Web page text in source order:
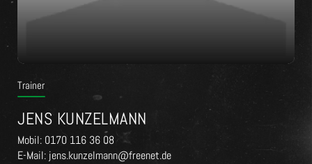
Trainer
JENS KUNZELMANN
Mobil: 0170 116 36 08
E-Mail: jens.kunzelmann@freenet.de